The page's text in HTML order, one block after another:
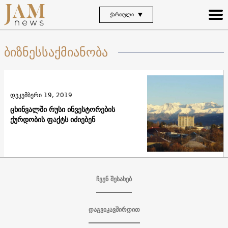
ᲥᲐᲠᲗᲣᲚᲘ
ბიზნესსაქმიანობა
ცხინვალში რუსი ინვესტორების
ქურდობის ფაქტს იძიებენ
დეკემბერი 19, 2019
ჩვენ შესახებ
დაგვიკავშირდით